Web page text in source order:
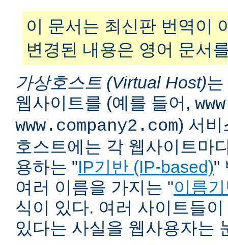
이 문서는 최신판 번역이
변경된 내용은 영어 문서
가상호스트 (Virtual Host)
웹사이트를 (예를 들어,
www.company2.com) 서비
호스트에는 각 웹사이트마
용하는 "IP기반 (IP-based)"
여러 이름을 가지는 "이름
식이 있다. 여러 사이트들
있다는 사실을 웹사용자는